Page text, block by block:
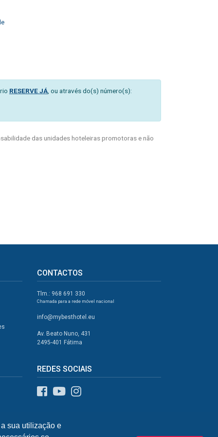
sua utilização e
RESERVE JÁ, ou através do(s) número(s):
das unidades hoteleiras promotoras e não
CONTACTOS
Tlm.: 968 691 330
Chamada para a rede móvel nacional
info@mybesthotel.eu
Av. Beato Nuno, 431
2495-401 Fátima
REDES SOCIAIS